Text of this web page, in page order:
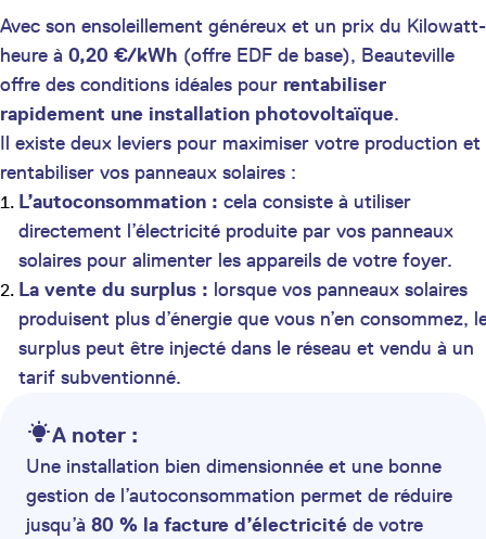
Avec son ensoleillement généreux et un prix du Kilowatt-
heure à 0,20 €/kWh (offre EDF de base), Beauteville
offre des conditions idéales pour rentabiliser
rapidement une installation photovoltaïque.
Il existe deux leviers pour maximiser votre production et
rentabiliser vos panneaux solaires :
L’autoconsommation : cela consiste à utiliser
directement l’électricité produite par vos panneaux
solaires pour alimenter les appareils de votre foyer.
La vente du surplus : lorsque vos panneaux solaires
produisent plus d’énergie que vous n’en consommez,
surplus peut être injecté dans le réseau et vendu à un
tarif subventionné.
A noter :
Une installation bien dimensionnée et une bonne
gestion de l’autoconsommation permet de réduire
jusqu’à 80 % la facture d’électricité de votre